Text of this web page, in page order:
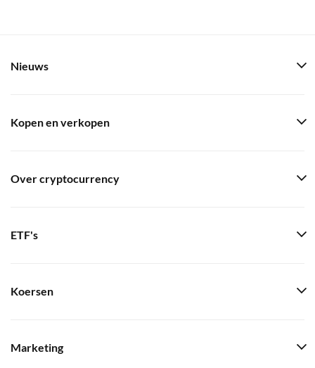
Nieuws
Kopen en verkopen
Over cryptocurrency
ETF's
Koersen
Marketing